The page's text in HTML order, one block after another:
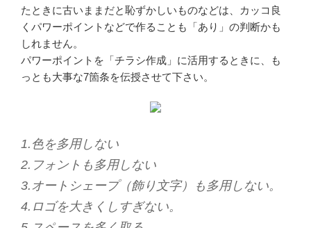
たときに古いままだと恥ずかしいものなどは、カッコ良
くパワーポイントなどで作ることも「あり」の判断かも
しれません。
パワーポイントを「チラシ作成」に活用するときに、も
っとも大事な7箇条を伝授させて下さい。
1.色を多用しない
2.フォントも多用しない
3.オートシェープ（飾り文字）も多用しない。
4.ロゴを大きくしすぎない。